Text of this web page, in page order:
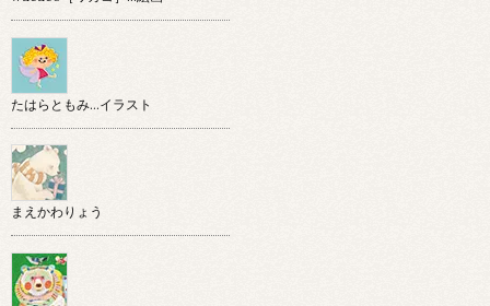
たはらともみ…イラスト
まえかわりょう